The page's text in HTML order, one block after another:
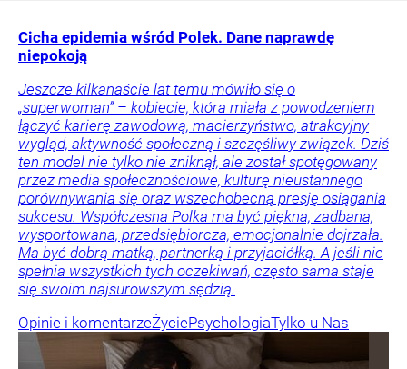
Cicha epidemia wśród Polek. Dane naprawdę
niepokoją
Jeszcze kilkanaście lat temu mówiło się o
„superwoman” – kobiecie, która miała z powodzeniem
łączyć karierę zawodową, macierzyństwo, atrakcyjny
wygląd, aktywność społeczną i szczęśliwy związek. Dziś
ten model nie tylko nie zniknął, ale został spotęgowany
przez media społecznościowe, kulturę nieustannego
porównywania się oraz wszechobecną presję osiągania
sukcesu. Współczesna Polka ma być piękna, zadbana,
wysportowana, przedsiębiorcza, emocjonalnie dojrzała.
Ma być dobrą matką, partnerką i przyjaciółką. A jeśli nie
spełnia wszystkich tych oczekiwań, często sama staje
się swoim najsurowszym sędzią.
Opinie i komentarzeŻyciePsychologiaTylko u Nas